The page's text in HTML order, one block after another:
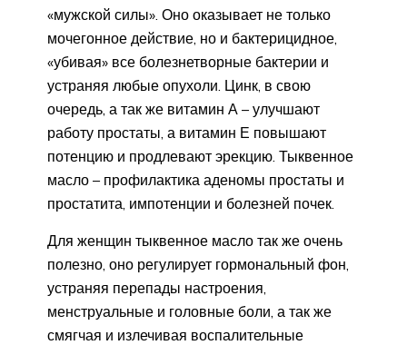
«мужской силы». Оно оказывает не только
мочегонное действие, но и бактерицидное,
«убивая» все болезнетворные бактерии и
устраняя любые опухоли. Цинк, в свою
очередь, а так же витамин А – улучшают
работу простаты, а витамин Е повышают
потенцию и продлевают эрекцию. Тыквенное
масло – профилактика аденомы простаты и
простатита, импотенции и болезней почек.
Для женщин тыквенное масло так же очень
полезно, оно регулирует гормональный фон,
устраняя перепады настроения,
менструальные и головные боли, а так же
смягчая и излечивая воспалительные